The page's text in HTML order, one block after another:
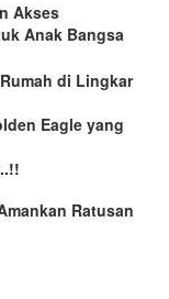
Akses
Anak Bangsa
di Lingkar
Eagle yang
Ratusan